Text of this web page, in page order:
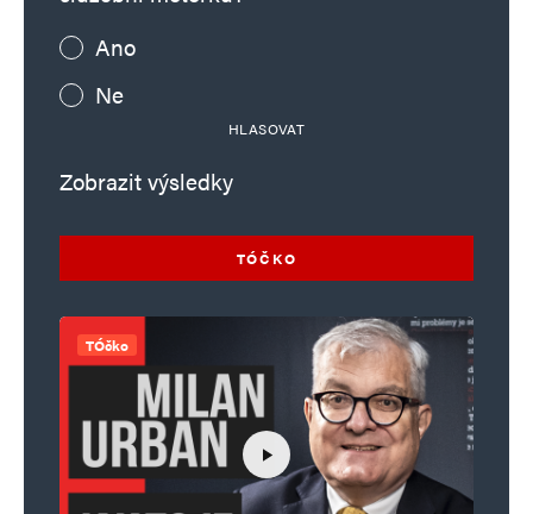
Ano
Ne
HLASOVAT
Zobrazit výsledky
TÓČKO
TÓčko